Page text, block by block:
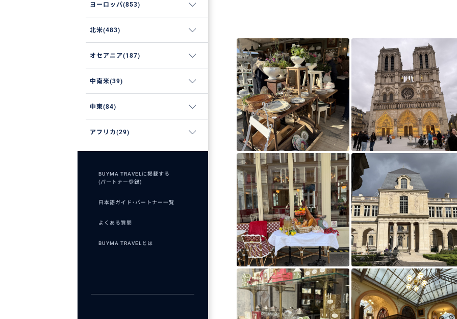
ヨーロッパ(853)
北米(483)
オセアニア(187)
中南米(39)
中東(84)
アフリカ(29)
BUYMA TRAVELに掲載する
(パートナー登録)
日本語ガイド･パートナー一覧
よくある質問
BUYMA TRAVELとは